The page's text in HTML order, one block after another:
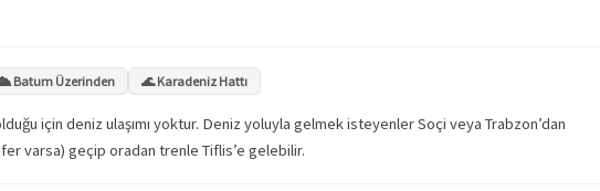
Batum Üzerinden 🌊 Karadeniz Hattı
için deniz ulaşımı yoktur. Deniz yoluyla gelmek isteyenler Soçi veya Trabzon’dan
varsa) geçip oradan trenle Tiflis’e gelebilir.